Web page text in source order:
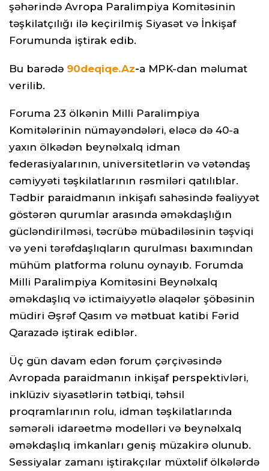
şəhərində Avropa Paralimpiya Komitəsinin
təşkilatçılığı ilə keçirilmiş Siyasət və İnkişaf
Forumunda iştirak edib.
Bu barədə 90deqiqe.Az-a MPK-dan məlumat
verilib.
Foruma 23 ölkənin Milli Paralimpiya
Komitələrinin nümayəndələri, eləcə də 40-a
yaxın ölkədən beynəlxalq idman
federasiyalarının, universitetlərin və vətəndaş
cəmiyyəti təşkilatlarının rəsmiləri qatılıblar.
Tədbir paraidmanın inkişafı sahəsində fəaliyyət
göstərən qurumlar arasında əməkdaşlığın
gücləndirilməsi, təcrübə mübadiləsinin təşviqi
və yeni tərəfdaşlıqların qurulması baxımından
mühüm platforma rolunu oynayıb. Forumda
Milli Paralimpiya Komitəsini Beynəlxalq
əməkdaşlıq və ictimaiyyətlə əlaqələr şöbəsinin
müdiri Əşrəf Qasım və mətbuat katibi Fərid
Qarazadə iştirak ediblər.
Üç gün davam edən forum çərçivəsində
Avropada paraidmanın inkişaf perspektivləri,
inklüziv siyasətlərin tətbiqi, təhsil
proqramlarının rolu, idman təşkilatlarında
səmərəli idarəetmə modelləri və beynəlxalq
əməkdaşlıq imkanları geniş müzakirə olunub.
Sessiyalar zamanı iştirakçılar müxtəlif ölkələrdə